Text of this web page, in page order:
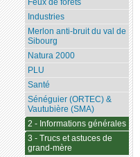
Feux de forêts
Industries
Merlon anti-bruit du val de
Sibourg
Natura 2000
PLU
Santé
Sénéguier (ORTEC) &
Vautubière (SMA)
2 - Informations générales
3 - Trucs et astuces de
grand-mère